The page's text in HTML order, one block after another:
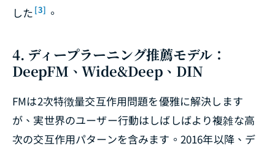
した [3] 。
4. ディープラーニング推薦モデル：
DeepFM、Wide&Deep、DIN
FMは2次特徴量交互作用問題を優雅に解決します
が、実世界のユーザー行動はしばしばより複雑な高
次の交互作用パターンを含みます。2016年以降、デ